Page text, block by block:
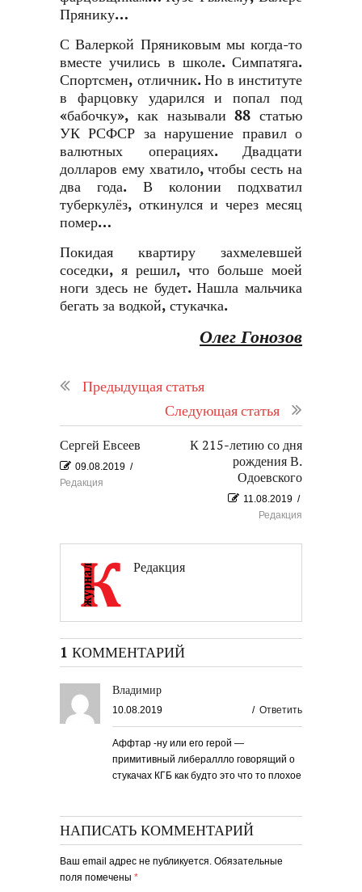
Прянику…
С Валеркой Пряниковым мы когда-то
вместе учились в школе. Симпатяга.
Спортсмен, отличник. Но в институте
в фарцовку ударился и попал под
«бабочку», как называли 88 статью
УК РСФСР за нарушение правил о
валютных операциях. Двадцати
долларов ему хватило, чтобы сесть на
два года. В колонии подхватил
туберкулёз, откинулся и через месяц
помер…
Покидая квартиру захмелевшей
соседки, я решил, что больше моей
ноги здесь не будет. Нашла мальчика
бегать за водкой, стукачка.
Олег Гонозов
Предыдущая статья
Следующая статья
Сергей Евсеев
09.08.2019 /
Редакция
К 215-летию со дня
рождения В.
Одоевского
11.08.2019 /
Редакция
Редакция
1 КОММЕНТАРИЙ
Владимир
10.08.2019 / Ответить
Аффтар -ну или его герой —
примитивный либераллло говорящий о
стукачах КГБ как будто это что то плохое
НАПИСАТЬ КОММЕНТАРИЙ
Ваш email адрес не публикуется. Обязательные
поля помечены *